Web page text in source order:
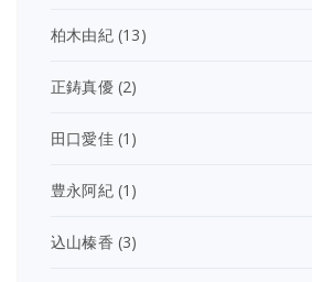
柏木由紀(13)
正鋳真優(2)
田口愛佳(1)
豊永阿紀(1)
込山榛香 (3)